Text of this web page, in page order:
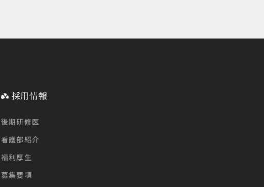
採用情報
後期研修医
看護部紹介
福利厚生
募集要項